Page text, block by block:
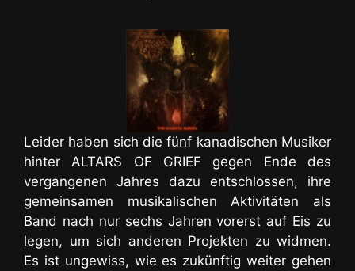
Leider haben sich die fünf kanadischen Musiker
hinter ALTARS OF GRIEF gegen Ende des
vergangenen Jahres dazu entschlossen, ihre
gemeinsamen musikalischen Aktivitäten als
Band nach nur sechs Jahren vorerst auf Eis zu
legen, um sich anderen Projekten zu widmen.
Es ist ungewiss, wie es zukünftig weiter gehen